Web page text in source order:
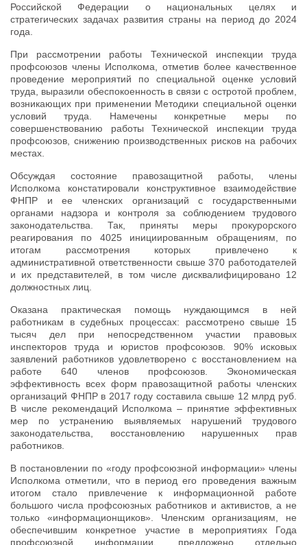
Российской Федерации о национальных целях и
стратегических задачах развития страны на период до 2024
года.
При рассмотрении работы Технической инспекции труда
профсоюзов члены Исполкома, отметив более качественное
проведение мероприятий по специальной оценке условий
труда, выразили обеспокоенность в связи с остротой проблем,
возникающих при применении Методики специальной оценки
условий труда. Намечены конкретные меры по
совершенствованию работы Технической инспекции труда
профсоюзов, снижению производственных рисков на рабочих
местах.
Обсуждая состояние правозащитной работы, члены
Исполкома констатировали конструктивное взаимодействие
ФНПР и ее членских организаций с государственными
органами надзора и контроля за соблюдением трудового
законодательства. Так, приняты меры прокурорского
реагирования по 4025 инициированным обращениям, по
итогам рассмотрения которых привлечено к
административной ответственности свыше 370 работодателей
и их представителей, в том числе дисквалифицировано 12
должностных лиц.
Оказана практическая помощь нуждающимся в ней
работникам в судебных процессах: рассмотрено свыше 15
тысяч дел при непосредственном участии правовых
инспекторов труда и юристов профсоюзов. 90% исковых
заявлений работников удовлетворено с восстановлением на
работе 640 членов профсоюзов. Экономическая
эффективность всех форм правозащитной работы членских
организаций ФНПР в 2017 году составила свыше 12 млрд руб.
В числе рекомендаций Исполкома – принятие эффективных
мер по устранению выявляемых нарушений трудового
законодательства, восстановлению нарушенных прав
работников.
В постановлении по «году профсоюзной информации» члены
Исполкома отметили, что в период его проведения важным
итогом стало привлечение к информационной работе
большого числа профсоюзных работников и активистов, а не
только «информационщиков». Членским организациям, не
обеспечившим конкретное участие в мероприятиях Года
профсоюзной информации, предложено отдельно